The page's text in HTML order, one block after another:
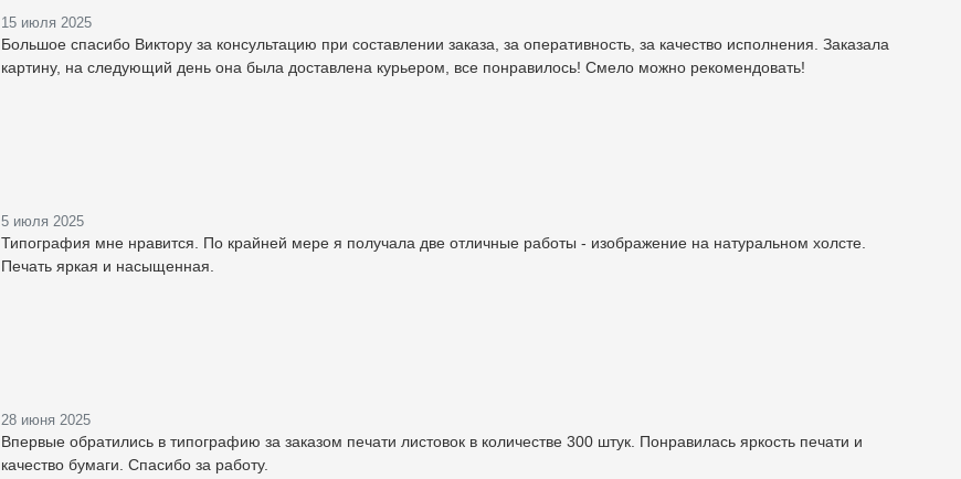
15 июля 2025
Большое спасибо Виктору за консультацию при составлении заказа, за оперативность, за качество исполнения. Заказала
картину, на следующий день она была доставлена курьером, все понравилось! Смело можно рекомендовать!
5 июля 2025
Типография мне нравится. По крайней мере я получала две отличные работы - изображение на натуральном холсте.
Печать яркая и насыщенная.
28 июня 2025
Впервые обратились в типографию за заказом печати листовок в количестве 300 штук. Понравилась яркость печати и
качество бумаги. Спасибо за работу.